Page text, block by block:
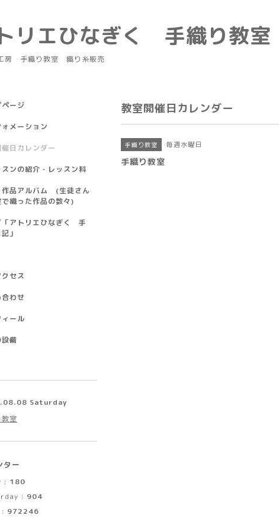
リエひなぎく 手織り教室
房 手織り教室 織り糸販売
教室開催日カレンダー
手織り教室 毎週水曜日
手織り教室
ページ
メーション
日カレンダー
ンの紹介・レッスン料
作品アルバム (生徒さん
で織った作品の数々)
「アトリエひなぎく 手
」
セス
わせ
ール
備
Saturday
室
ター
: 180
: 904
972246